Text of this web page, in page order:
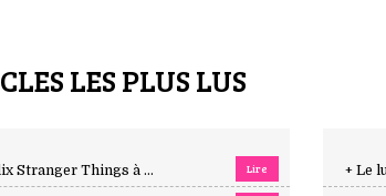
LES PLUS LUS
Stranger Things à ... Lire + Le